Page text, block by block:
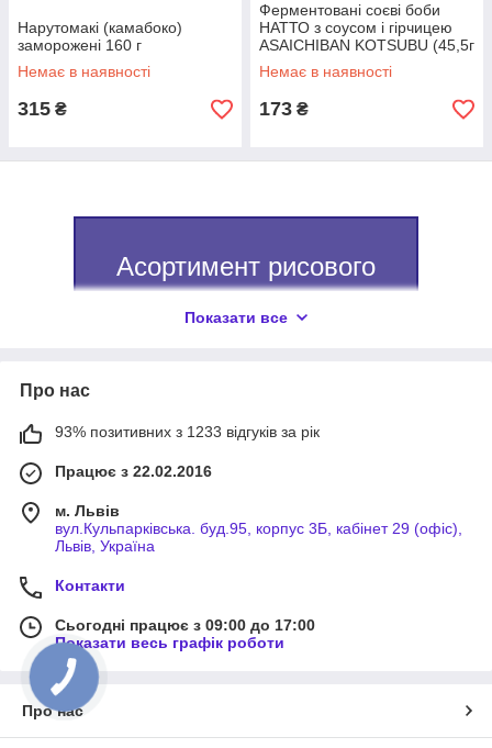
Нарутомакі (камабоко)
заморожені 160 г
Немає в наявності
315 ₴
Ферментовані соєві боби
НАТТО з соусом і гірчицею
ASAICHIBAN KOTSUBU (45,5г
x 4шт) 182 г
Немає в наявності
173 ₴
Асортимент рисового
смаження гьодзи, коржі для ролів з качки
по-пекінськи!
Рисовий папір і коржики від
Показати все
Про нас
93% позитивних з 1233 відгуків за рік
Працює з 22.02.2016
м. Львів
вул.Кульпарківська. буд.95, корпус 3Б, кабінет 29 (офіс),
Львів, Україна
Контакти
Сьогодні працює з 09:00 до 17:00
Показати весь графік роботи
Про нас